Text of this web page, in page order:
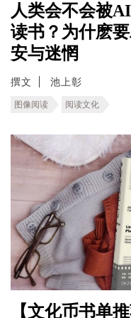
人类会不会被
读书？为什麽
安与迷惘
撰文 池上彰
图像阅读 阅读文化
【文化币书单